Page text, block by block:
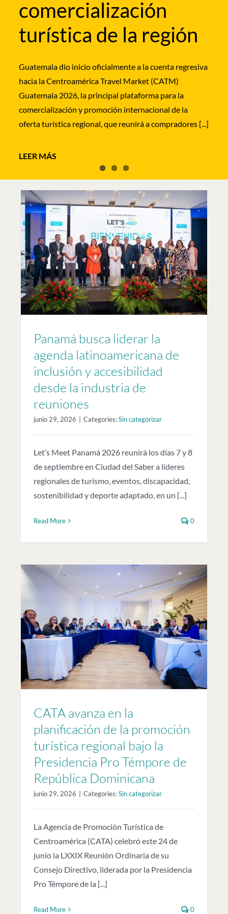
comercialización
turística de la región
Guatemala dio inicio oficialmente a la cuenta regresiva
hacia la Centroamérica Travel Market (CATM)
Guatemala 2026, la principal plataforma para la
comercialización y promoción internacional de la
oferta turística regional, que reunirá a compradores [...]
LEER MÁS
los segmentos de bodas destino, lunas de miel y
turismo de [...]
La Embajada de España en El Salvador acogió este
miércoles la presentación institucional de la nueva
ruta de IBEROJET que unirá, a partir del próximo 13
Panamá busca liderar la
agenda latinoamericana de
inclusión y accesibilidad
desde la industria de
reuniones
junio 29, 2026 Categories:Sin categorizar
Let’s Meet Panamá 2026 reunirá los días 7 y 8
de septiembre en Ciudad del Saber a líderes
regionales de turismo, eventos, discapacidad,
sostenibilidad y deporte adaptado, en un [...]
Read More 0
CATA avanza en la
planificación de la promoción
turística regional bajo la
Presidencia Pro Témpore de
República Dominicana
junio 29, 2026 Categories:Sin categorizar
La Agencia de Promoción Turística de
Centroamérica (CATA) celebró este 24 de
junio la LXXIX Reunión Ordinaria de su
Consejo Directivo, liderada por la Presidencia
Pro Témpore de la [...]
Read More 0